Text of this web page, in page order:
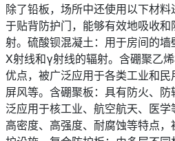
除了铅板，场所中还使用以下材
于贴背防护门，能够有效地吸收
射。硫酸钡混凝土：用于房间的
X射线和γ射线的辐射。含硼聚乙
优点，被广泛应用于各类工业和
屏风等。含硼聚板：具有防火、
泛应用于核工业、航空航天、医
高密度、高强度、耐腐蚀等特点